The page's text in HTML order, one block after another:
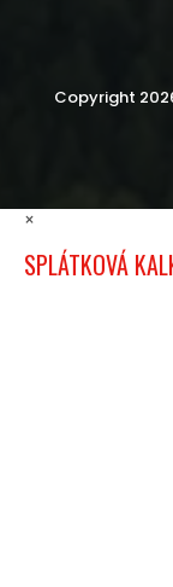
Copyright
×
SPLÁTKOVÁ